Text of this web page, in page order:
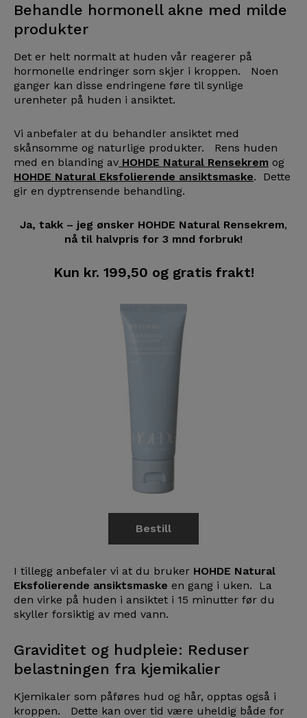
Behandle hormonell akne med milde
produkter
Det er helt normalt at huden vår reagerer på
hormonelle endringer som skjer i kroppen. Noen
ganger kan disse endringene føre til synlige
urenheter på huden i ansiktet.
Vi anbefaler at du behandler ansiktet med
skånsomme og naturlige produkter. Rens huden
med en blanding av HOHDE Natural Rensekrem og
HOHDE Natural Eksfolierende ansiktsmaske. Dette
gir en dyptrensende behandling.
Ja, takk – jeg ønsker HOHDE Natural Rensekrem,
nå til halvpris for 3 mnd forbruk!
Kun kr. 199,50 og gratis frakt!
Bestill
I tillegg anbefaler vi at du bruker HOHDE Natural
Eksfolierende ansiktsmaske en gang i uken. La
den virke på huden i ansiktet i 15 minutter før du
skyller forsiktig av med vann.
Graviditet og hudpleie: Reduser
belastningen fra kjemikalier
Kjemikaler som påføres hud og hår, opptas også i
kroppen. Dette kan over tid være uheldig både for